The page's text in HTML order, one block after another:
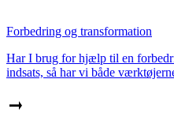
Forbedring og transformation
Har I brug for hjælp til en
indsats, så har vi både